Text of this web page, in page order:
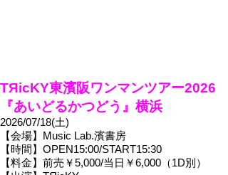
TЯicKY東濱阪ワンマンツアー2026
『あいどるかつどう』横浜
2026/07/18(土)
【会場】Music Lab.濱書房
【時間】OPEN15:00/START15:30
【料金】前売￥5,000/当日￥6,000（1D別）